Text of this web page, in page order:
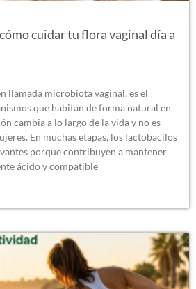
cuidar tu flora vaginal día a
llamada microbiota vaginal, es el
que habitan de forma natural en
cambia a lo largo de la vida y no es
En muchas etapas, los lactobacilos
porque contribuyen a mantener
ácido y compatible